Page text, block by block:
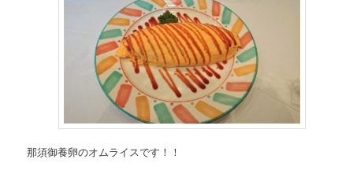
那須御養卵のオムライスです！！